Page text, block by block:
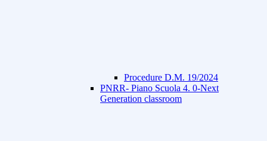
Procedure D.M. 19/2024
PNRR- Piano Scuola 4. 0-Next
Generation classroom